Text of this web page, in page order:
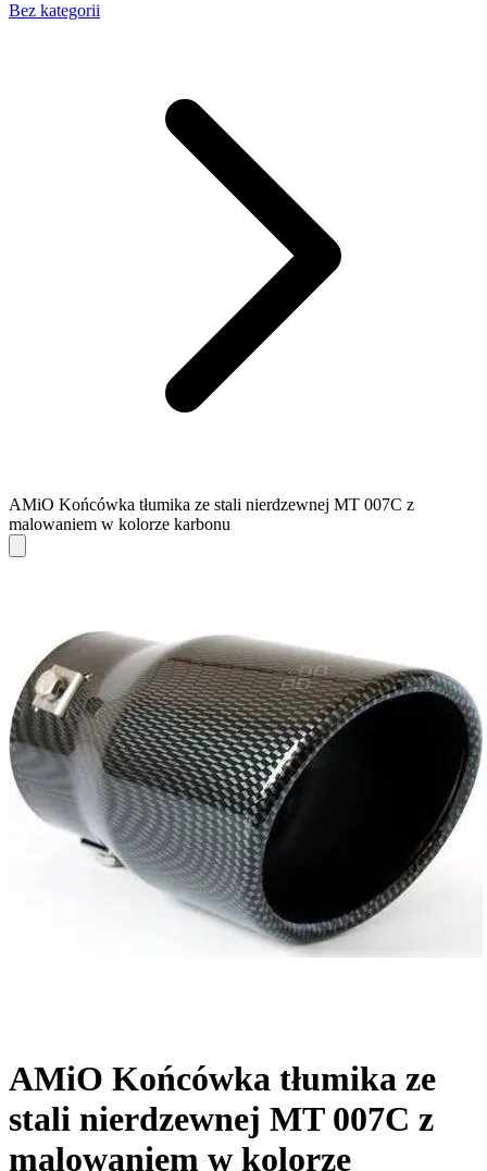
Bez kategorii
AMiO Końcówka tłumika ze stali nierdzewnej MT 007C z
malowaniem w kolorze karbonu
AMiO Końcówka tłumika ze
stali nierdzewnej MT 007C z
malowaniem w kolorze